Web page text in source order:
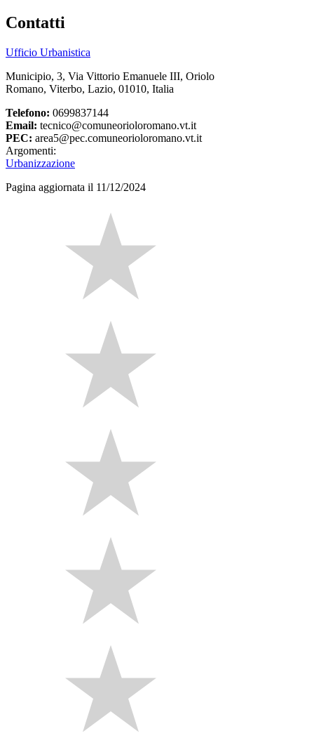
Contatti
Ufficio Urbanistica
Municipio, 3, Via Vittorio Emanuele III, Oriolo
Romano, Viterbo, Lazio, 01010, Italia
Telefono: 0699837144
Email: tecnico@comuneorioloromano.vt.it
PEC: area5@pec.comuneorioloromano.vt.it
Argomenti:
Urbanizzazione
Pagina aggiornata il 11/12/2024